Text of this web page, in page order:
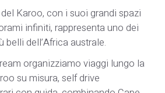
Karoo, con i suoi grandi spazi
infiniti, rappresenta uno dei
belli dell’Africa australe.
organizziamo viaggi lungo la
su misura, self drive